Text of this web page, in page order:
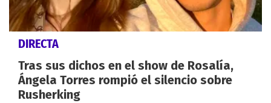
DIRECTA
Tras sus dichos en el show de Rosalía,
Ángela Torres rompió el silencio sobre
Rusherking